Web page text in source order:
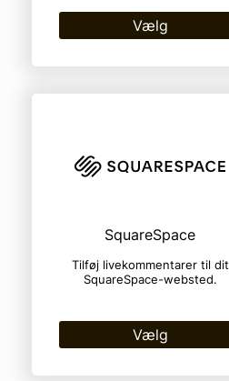
Vælg
SquareSpace
Tilføj livekommentarer til dit
SquareSpace-websted.
Vælg